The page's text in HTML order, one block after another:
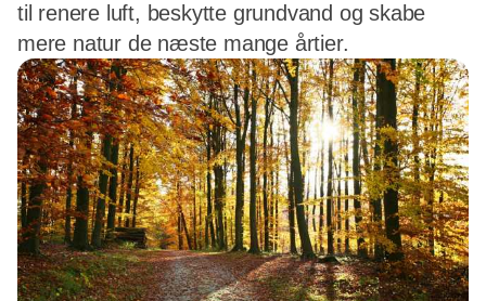
til renere luft, beskytte grundvand og skabe
mere natur de næste mange årtier.